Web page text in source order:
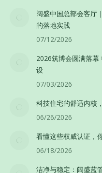
阔盛中国总部会客厅
的落地实践
07/12/2026
2026筑博会圆满落幕
设
07/03/2026
科技住宅的舒适内核
06/26/2026
看懂这些权威认证，
06/18/2026
洁净与稳定：阔盛蓝